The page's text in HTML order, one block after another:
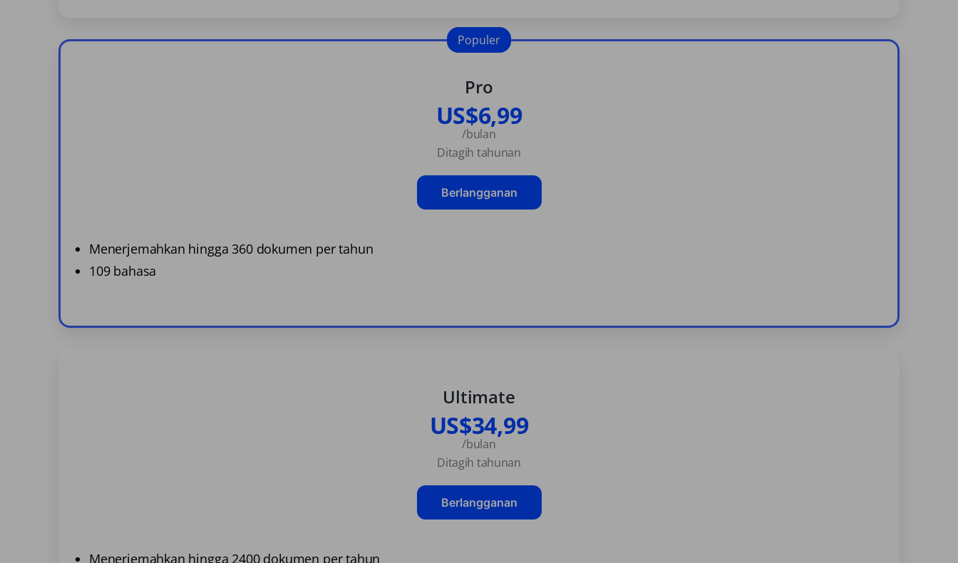
Pro
US$6,99
/bulan
Ditagih tahunan
Berlangganan
Menerjemahkan hingga 360 dokumen per tahun
109 bahasa
Populer
Ultimate
US$34,99
/bulan
Ditagih tahunan
Berlangganan
Menerjemahkan hingga 2400 dokumen per tahun